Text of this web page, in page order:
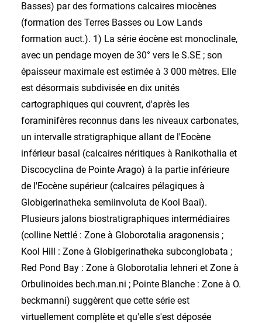
Basses) par des formations calcaires miocènes
(formation des Terres Basses ou Low Lands
formation auct.). 1) La série éocène est monoclinale,
avec un pendage moyen de 30° vers le S.SE ; son
épaisseur maximale est estimée à 3 000 mètres. Elle
est désormais subdivisée en dix unités
cartographiques qui couvrent, d'après les
foraminifères reconnus dans les niveaux carbonates,
un intervalle stratigraphique allant de l'Eocène
inférieur basal (calcaires néritiques à Ranikothalia et
Discocyclina de Pointe Arago) à la partie inférieure
de l'Eocène supérieur (calcaires pélagiques à
Globigerinatheka semiinvoluta de Kool Baai).
Plusieurs jalons biostratigraphiques intermédiaires
(colline Nettlé : Zone à Globorotalia aragonensis ;
Kool Hill : Zone à Globigerinatheka subconglobata ;
Red Pond Bay : Zone à Globorotalia lehneri et Zone à
Orbulinoides bech.man.ni ; Pointe Blanche : Zone à O.
beckmanni) suggèrent que cette série est
virtuellement complète et qu'elle s'est déposée